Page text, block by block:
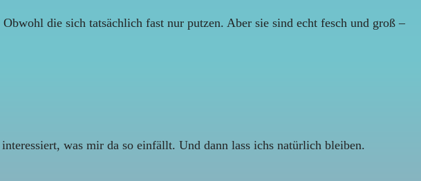
die sich tatsächlich fast nur putzen. Aber sie sind echt fesch und groß –
was mir da so einfällt. Und dann lass ichs natürlich bleiben.